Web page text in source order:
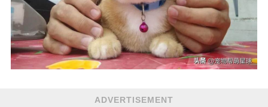
ADVERTISEMENT